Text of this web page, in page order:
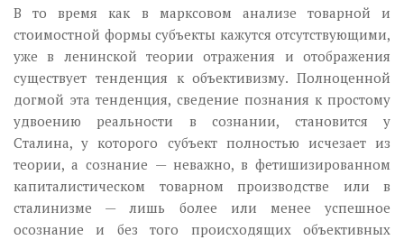
В то время как в марксовом анализе товарной и
стоимостной формы субъекты кажутся отсутствующими,
уже в ленинской теории отражения и отображения
существует тенденция к объективизму. Полноценной
догмой эта тенденция, сведение познания к простому
удвоению реальности в сознании, становится у
Сталина, у которого субъект полностью исчезает из
теории, а сознание — неважно, в фетишизированном
капиталистическом товарном производстве или в
сталинизме — лишь более или менее успешное
осознание и без того происходящих объективных